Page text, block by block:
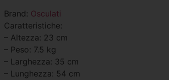
Brand: Osculati
Caratteristiche:
– Altezza: 23 cm
– Peso: 7.5 kg
– Larghezza: 35 cm
– Lunghezza: 54 cm